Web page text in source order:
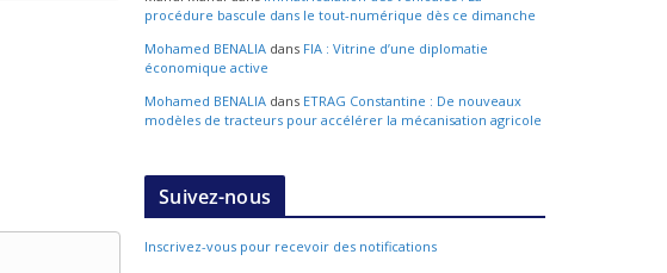
procédure bascule dans le tout-numérique dès ce dimanche
Mohamed BENALIA dans FIA : Vitrine d’une diplomatie
économique active
Mohamed BENALIA dans ETRAG Constantine : De nouveaux
modèles de tracteurs pour accélérer la mécanisation agricole
Suivez-nous
Inscrivez-vous pour recevoir des notifications